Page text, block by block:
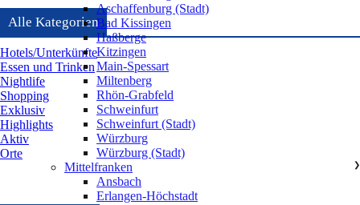
Alle Kategorien
Hotels/Unterkünfte
Essen und Trinken
Nightlife
Shopping
Exklusiv
Highlights
Aktiv
Orte
Aschaffenburg (Stadt)
Bad Kissingen
Haßberge
Kitzingen
Main-Spessart
Miltenberg
Rhön-Grabfeld
Schweinfurt
Schweinfurt (Stadt)
Würzburg
Würzburg (Stadt)
Mittelfranken
❯
Ansbach
Erlangen-Höchstadt